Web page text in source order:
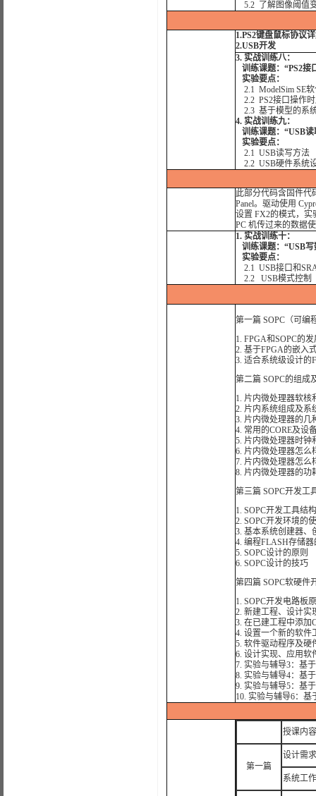
5.2 了解图像阈值
1.PS2键盘鼠标协议
2.USB开发
3. 实战训练八：
训练课题：“PS2接
实验要点：
2.1 ModelSim SE
2.2 PS2接口操作
2.3 基于模型的系
4. 实战训练九：
训练课题：“USB读
实验要点：
2.1 USB读写方法
2.2 USB硬件系统
此部分代码含固件代
Panel。驱动使用
设置 FX2的模式，实
PC 机传过来的数据
1. 实战训练十：
训练课题：“USB
实验要点：
2.1 USB接口和
2.2 USB模式控制
第一篇 SOPC（可编
1. FPGA和SOPC的发
2. 基于FPGA的嵌入
3. 适合系统级设计的
第二篇 SOPC的组成
1. 片内微处理器软核
2. 片内系统组成及系
3. 片内微处理器的几
4. 常用的CORE及设
5. 片内微处理器时钟
6. 片内微处理器怎么
7. 片内微处理器怎么
8. 片内微处理器的功
第三篇 SOPC开发工
1. SOPC开发工具结构
2. SOPC开发环境的
3. 基本系统创建器、
4. 编程FLASH存储
5. SOPC设计的原则
6. SOPC设计的技巧
第四篇 SOPC软硬件
1. SOPC开发电路板
2. 新建工程、设计实
3. 在已建工程中添加
4. 设置一个新的软件
5. 软件驱动程序及硬
6. 设计实现、应用软
7. 实验与辅导3：基
8. 实验与辅导4：基
9. 实验与辅导5：基
10. 实验与辅导6：基
授课内容
第一篇
设计需
系统工